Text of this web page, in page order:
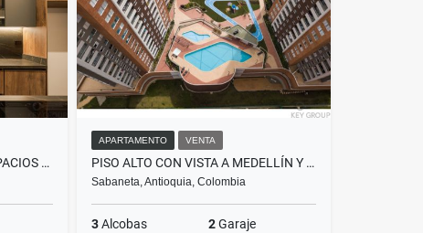
LUJO, DISEÑO Y AMPLIOS ESPACIOS EN UNA UBICACIÓN QUE LO TIENE TODO
APARTAMENTO VENTA
PISO ALTO CON VISTA A MEDELLÍN Y AMENIDADES EXCLUSIVAS
Sabaneta, Antioquia, Colombia
3Alcobas 2Garaje